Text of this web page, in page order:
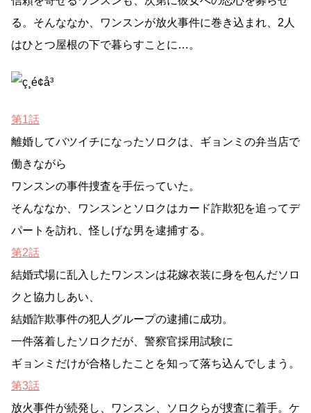
る。そんななか、ワンスンが放火事件に巻き込まれ、2人
はひとつ屋根の下で暮らすことに…。
第1話
離婚してバツイチになったソロクは、ギョンミの弁当店で
働きながら
ワンスンの事件捜査を手伝っていた。
そんななか、ワンスンとソロクはカード詐欺犯を追ってデ
パートを訪れ、怪しげな男を逮捕する。
第2話
結婚式場に乱入したワンスンは花嫁衣装に身を包んだソロ
クと協力しあい、
結婚詐欺事件の犯人グループの逮捕に成功。
一件落着したソロクだが、警察官採用試験に
ギョンミだけが合格したことを知って落ち込んでしまう。
第3話
放火事件が続発し、ワンスン、ソロクらが捜査に着手。ケ